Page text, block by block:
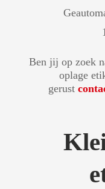
Ben jij op zoek
oplage
gerust